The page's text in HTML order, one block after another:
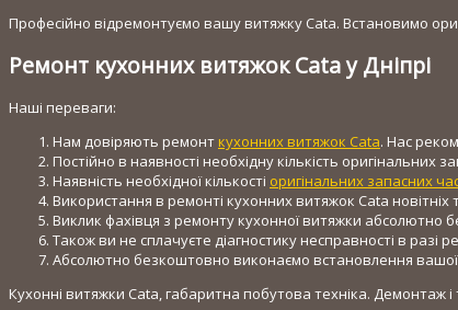
Професійно відремонтуємо вашу витяжку Cata. Встановимо
Ремонт кухонних витяжок Cata у Дніпрі
Наші переваги:
Нам довіряють ремонт кухонних витяжок Cata. Нас
Постійно в наявності необхідну кількість
Наявність необхідної кількості оригінальних запасних
Використання в ремонті кухонних витяжок Cata новітніх
Виклик фахівця з ремонту кухонної витяжки
Також ви не сплачуєте діагностику несправності в разі
Абсолютно безкоштовно виконаємо встановлення вашої
Кухонні витяжки Cata, габаритна побутова техніка.